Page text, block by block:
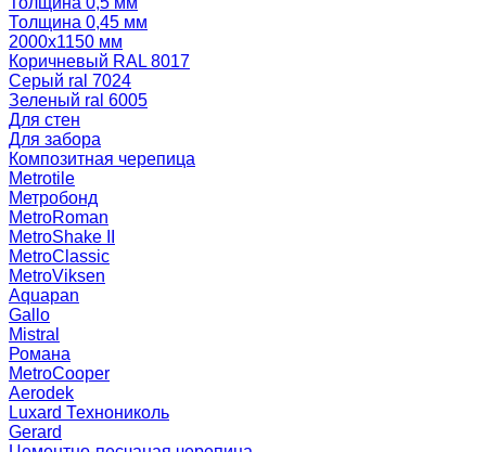
Толщина 0,45 мм
2000х1150 мм
Коричневый RAL 8017
Серый ral 7024
Зеленый ral 6005
Для стен
Для забора
Композитная черепица
Metrotile
Метробонд
MetroRoman
MetroShake II
MetroClassic
MetroViksen
Aquapan
Gallo
Mistral
Романа
MetroCooper
Aerodek
Luxard Технониколь
Gerard